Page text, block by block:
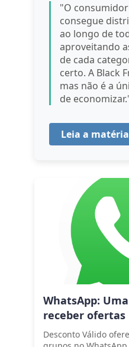
"O
consegue
ao longo de
aproveitando
de cada
certo. A Black
mas não é a
de
Leia a
WhatsApp:
receber ofertas
Desconto Válido